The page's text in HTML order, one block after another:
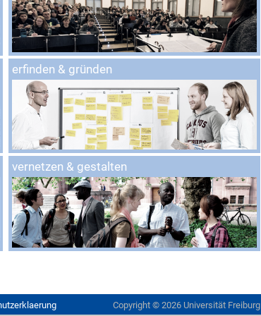
erfinden & gründen
vernetzen & gestalten
Copyright © 2026 Universität Freiburg